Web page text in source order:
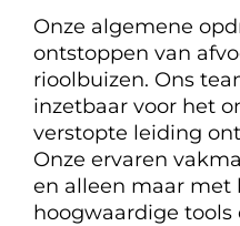
Onze algemene
ontstoppen van
rioolbuizen. Ons
inzetbaar voor het
verstopte leiding
Onze ervaren
en alleen maar met
hoogwaardige tools